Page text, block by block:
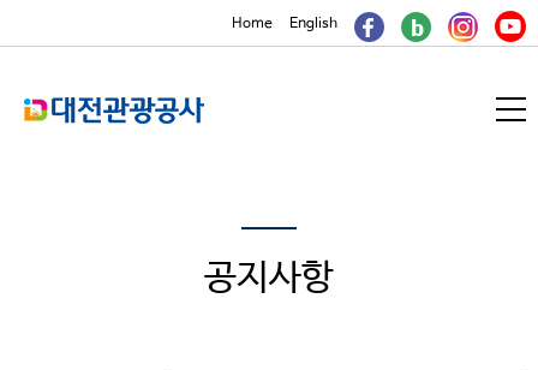
Home English
메
뉴
공지사항